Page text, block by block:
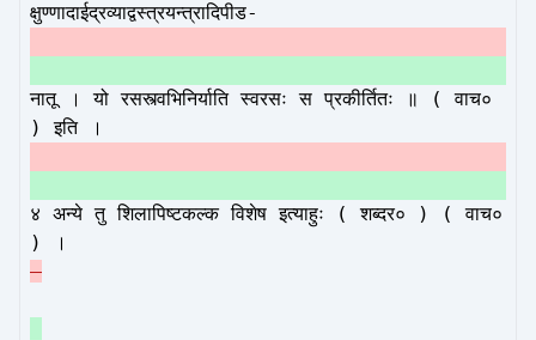
क्षुण्णादाईद्रव्याद्वस्त्रयन्त्रादिपीड-
नातू । यो रसस्त्वभिनिर्याति स्वरसः स प्रकीर्तितः ॥ ( वाच०
) इति ।
४ अन्ये तु शिलापिष्टकल्क विशेष इत्याहुः ( शब्दर० ) ( वाच०
) ।